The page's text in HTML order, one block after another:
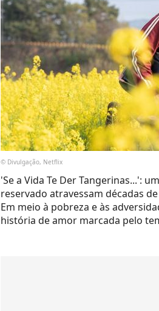
© Divulgação, Netflix
'Se a Vida Te Der Tangerinas...':
reservado atravessam décadas
Em meio à pobreza e às
história de amor marcada pelo